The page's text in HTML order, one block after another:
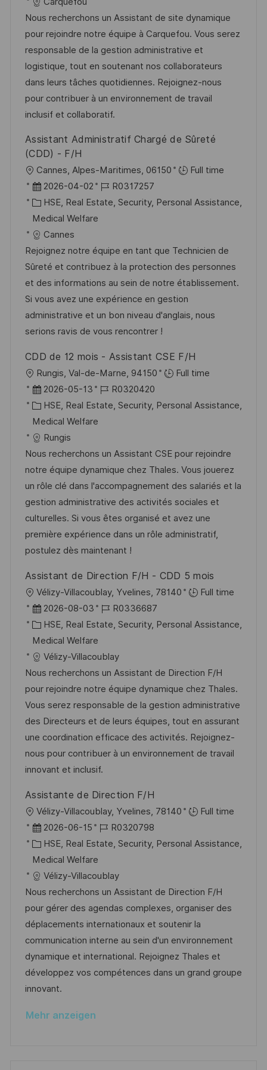
d
e
r
V
e
f
I
D
e
g
o
r
i
e
Nous recherchons un Assistant de site dynamique
pour rejoindre notre équipe à Carquefou. Vous serez
responsable de la gestion administrative et
logistique, tout en soutenant nos collaborateurs
dans leurs tâches quotidiennes. Rejoignez-nous
pour contribuer à un environnement de travail
inclusif et collaboratif.
Assistant Administratif Chargé de Sûreté
(CDD) - F/H
O
r
t
Cannes, Alpes-Maritimes, 06150
Full time
D
a
t
u
m
d
e
r
V
e
ö
f
f
e
n
t
l
i
c
h
u
n
g
2026-04-02
J
o
I
D
R0317257
K
a
t
e
g
o
r
i
e
HSE, Real Estate, Security, Personal Assistance,
Medical Welfare
Cannes
Rejoignez notre équipe en tant que Technicien de
Sûreté et contribuez à la protection des personnes
et des informations au sein de notre établissement.
Si vous avez une expérience en gestion
administrative et un bon niveau d'anglais, nous
serions ravis de vous rencontrer !
CDD de 12 mois - Assistant CSE F/H
O
r
t
Rungis, Val-de-Marne, 94150
Full time
D
a
t
u
m
d
e
r
V
e
r
f
f
e
n
t
i
c
h
u
n
g
2026-05-13
J
o
D
R0320420
K
a
t
e
g
o
r
i
e
HSE, Real Estate, Security, Personal Assistance,
Medical Welfare
Rungis
Nous recherchons un Assistant CSE pour rejoindre
notre équipe dynamique chez Thales. Vous jouerez
un rôle clé dans l'accompagnement des salariés et la
gestion administrative des activités sociales et
culturelles. Si vous êtes organisé et avez une
première expérience dans un rôle administratif,
postulez dès maintenant !
Assistant de Direction F/H - CDD 5 mois
O
r
t
Vélizy-Villacoublay, Yvelines, 78140
Full time
D
a
t
u
m
d
e
r
V
e
r
f
f
e
n
t
i
c
h
u
n
g
2026-08-03
J
o
-
I
D
R0336687
K
a
t
e
g
o
r
i
e
HSE, Real Estate, Security, Personal Assistance,
Medical Welfare
Vélizy-Villacoublay
Nous recherchons un Assistant de Direction F/H
pour rejoindre notre équipe dynamique chez Thales.
Vous serez responsable de la gestion administrative
des Directeurs et de leurs équipes, tout en assurant
une coordination efficace des activités. Rejoignez-
nous pour contribuer à un environnement de travail
innovant et inclusif.
Assistante de Direction F/H
O
r
t
Vélizy-Villacoublay, Yvelines, 78140
Full time
D
a
t
u
m
d
e
r
V
e
r
f
2026-06-15
J
o
-
I
D
R0320798
K
a
t
e
g
o
r
i
e
HSE, Real Estate, Security, Personal Assistance,
Medical Welfare
Vélizy-Villacoublay
Nous recherchons un Assistant de Direction F/H
pour gérer des agendas complexes, organiser des
déplacements internationaux et soutenir la
communication interne au sein d'un environnement
dynamique et international. Rejoignez Thales et
développez vos compétences dans un grand groupe
innovant.
Mehr anzeigen